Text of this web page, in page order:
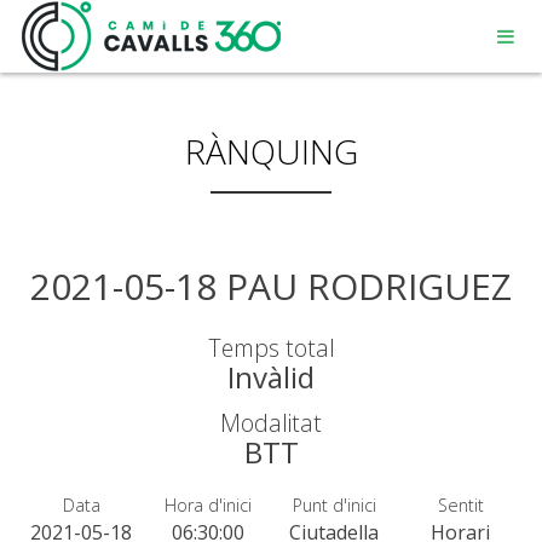
RÀNQUING
2021-05-18 PAU RODRIGUEZ
Temps total
Invàlid
Modalitat
BTT
Data
2021-05-18
Hora d'inici
06:30:00
Punt d'inici
Ciutadella
Sentit
Horari